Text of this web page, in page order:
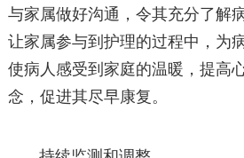
与家属做好沟通，令其充分了解
让家属参与到护理的过程中，为
使病人感受到家庭的温暖，提高
念，促进其尽早康复。